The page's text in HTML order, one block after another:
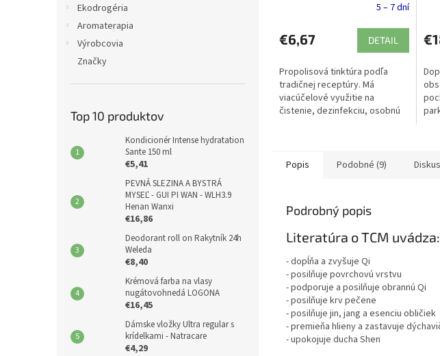
Ekodrogéria
Aromaterapia
Výrobcovia
Značky
Top 10 produktov
Kondicionér Intense hydratation
Sante 150 ml
€5,41
PEVNÁ SLEZINA A BYSTRÁ
MYSEĽ - GUI PI WAN - WLH3.9
Henan Wanxi
€16,86
Deodorant roll on Rakytník 24h
Weleda
€8,40
Krémová farba na vlasy
nugátovohnedá LOGONA
€16,45
Dámske vložky Ultra regular s
krídelkami - Natracare
€4,29
5 – 7 dní
€6,67 DETAIL
Propolisová tinktúra podľa
tradičnej receptúry. Má
viacúčelové využitie na
čistenie, dezinfekciu, osobnú
Popis Podobné (9)
Podrobný popis
Literatúra o TCM uvádza:
- dopĺňa a zvyšuje Qi
- posilňuje povrchovú vrstvu
- podporuje a posilňuje obrannú Qi
- posilňuje krv pečene
- posilňuje jin, jang a esenciu obličiek
- premieňa hlieny a zastavuje
- upokojuje ducha Shen